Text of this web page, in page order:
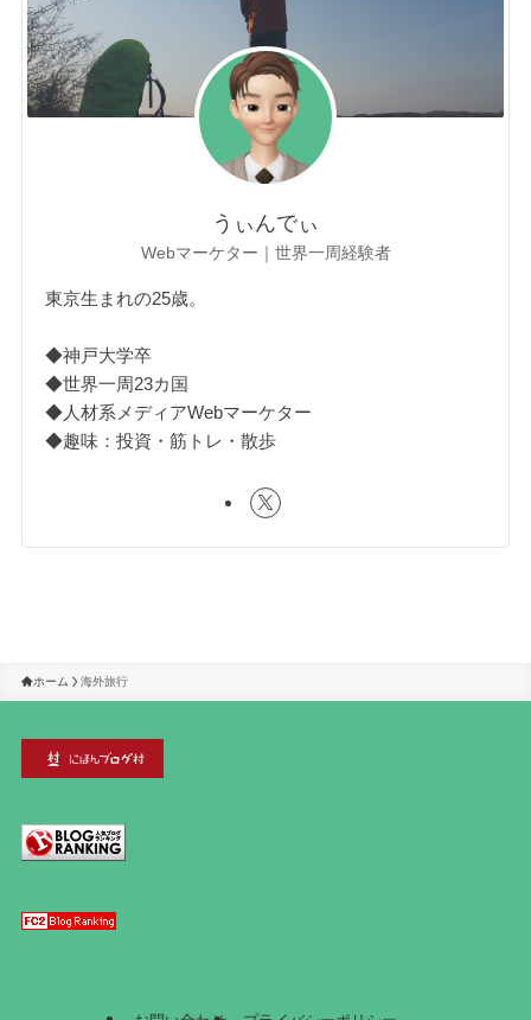
うぃんでぃ
Webマーケター｜世界一周経験者
東京生まれの25歳。
◆神戸大学卒
◆世界一周23カ国
◆人材系メディアWebマーケター
◆趣味：投資・筋トレ・散歩
ホーム 海外旅行